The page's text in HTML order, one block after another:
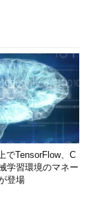
でTensorFlow、C
学習環境のマネー
登場